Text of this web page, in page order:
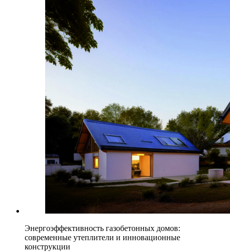
Энергоэффективность газобетонных домов:
современные утеплители и инновационные
конструкции